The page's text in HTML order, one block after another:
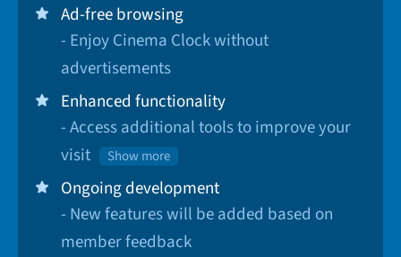
Ad-free browsing
- Enjoy Cinema Clock without
advertisements
Enhanced functionality
- Access additional tools to improve your
visit
Show more
Ongoing development
- New features will be added based on
member feedback